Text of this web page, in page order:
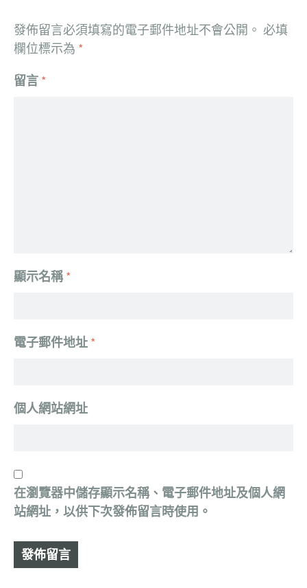
發佈留言必須填寫的電子郵件地址不會公開。 必填
欄位標示為 *
留言 *
顯示名稱*
電子郵件地址 *
個人網站網址
在瀏覽器中儲存顯示名稱、電子郵件地址及個人網
站網址，以供下次發佈留言時使用。